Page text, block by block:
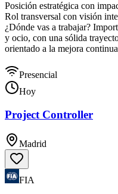
Posición estratégica con
Rol transversal con visión
¿Dónde vas a trabajar?
y ocio, con una sólida
orientado a la mejora
Presencial
Hoy
Project Controller
Madrid
FIA